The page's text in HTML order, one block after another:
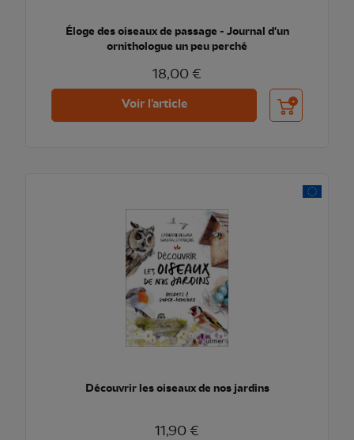
Éloge des oiseaux de passage - Journal d'un
ornithologue un peu perché
18,00 €
Voir l'article Ajouter au
Découvrir les oiseaux de nos jardins
11,90 €